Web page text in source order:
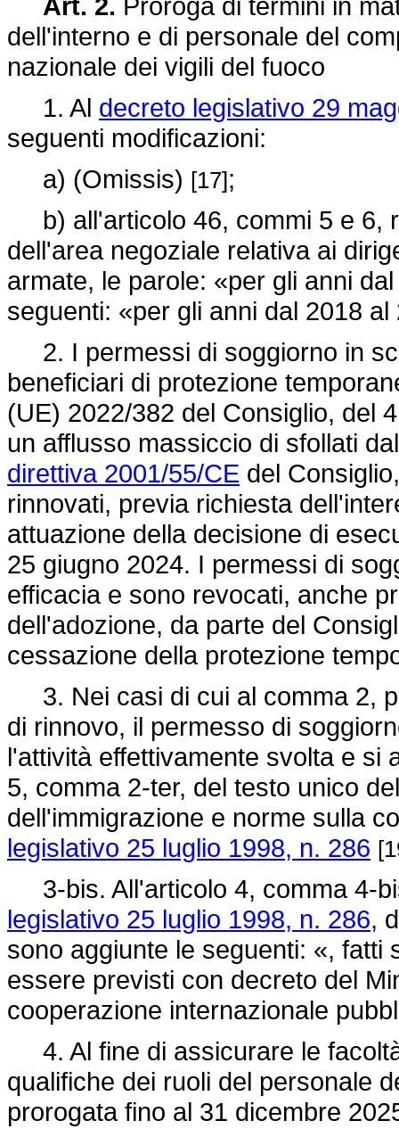
dell'interno e di personale del
nazionale dei vigili del fuoco
1. Al decreto legislativo 29
seguenti modificazioni:
a) (Omissis) [17];
b) all'articolo 46, commi 5 e 6,
dell'area negoziale relativa ai
armate, le parole: «per gli anni
seguenti: «per gli anni dal 2018
2. I permessi di soggiorno in
beneficiari di protezione
(UE) 2022/382 del Consiglio, del
un afflusso massiccio di sfollati
direttiva 2001/55/CE del
rinnovati, previa richiesta
attuazione della decisione di
25 giugno 2024. I permessi di
efficacia e sono revocati, anche
dell'adozione, da parte del
cessazione della protezione
3. Nei casi di cui al comma 2,
di rinnovo, il permesso di
l'attività effettivamente svolta e si
5, comma 2-ter, del testo unico
dell'immigrazione e norme sulla
legislativo 25 luglio 1998, n. 286
3-bis. All'articolo 4, comma 4-
legislativo 25 luglio 1998, n. 286,
sono aggiunte le seguenti: «,
essere previsti con decreto del
cooperazione internazionale
4. Al fine di assicurare le
qualifiche dei ruoli del personale
prorogata fino al 31 dicembre